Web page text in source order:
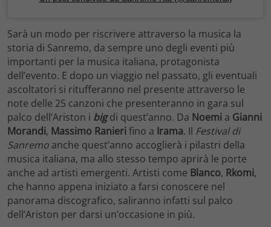
Sarà un modo per riscrivere attraverso la musica la
storia di Sanremo, da sempre uno degli eventi più
importanti per la musica italiana, protagonista
dell’evento. E dopo un viaggio nel passato, gli eventuali
ascoltatori si ritufferanno nel presente attraverso le
note delle 25 canzoni che presenteranno in gara sul
palco dell’Ariston i big di quest’anno. Da Noemi a Gianni
Morandi, Massimo Ranierifino a Irama. Il Festival di
Sanremo anche quest’anno accoglierà i pilastri della
musica italiana, ma allo stesso tempo aprirà le porte
anche ad artisti emergenti. Artisti come Blanco, Rkomi,
che hanno appena iniziato a farsi conoscere nel
panorama discografico, saliranno infatti sul palco
dell’Ariston per darsi un’occasione in più.